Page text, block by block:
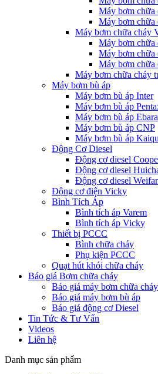
Máy bơm chữa
Máy bơm
Máy bơm chữa cháy
Máy bơm chữa
Máy bơm chữa
Máy bơm
Máy bơm chữa cháy
Máy bơm bù áp
Máy bơm bù áp Inter
Máy bơm bù áp
Máy bơm bù áp Ebara
Máy bơm bù áp CNP
Máy bơm bù áp
Động Cơ Diesel
Động cơ diesel
Động cơ diesel
Động cơ diesel
Động cơ điện Vicky
Bình Tích Áp
Bình tích áp Varem
Bình tích áp Vicky
Thiết bị PCCC
Bình chữa cháy
Phụ kiện PCCC
Quạt hút khói chữa cháy
Báo giá Bơm chữa cháy
Báo giá máy bơm chữa cháy
Báo giá máy bơm bù áp
Báo giá động cơ Diesel
Tin Tức & Tư Vấn
Videos
Liên hệ
Danh mục sản phẩm